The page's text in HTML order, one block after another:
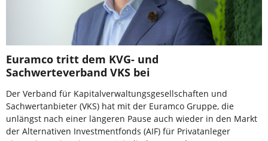
Euramco tritt dem KVG- und
Sachwerteverband VKS bei
Der Verband für Kapitalverwaltungsgesellschaften und
Sachwertanbieter (VKS) hat mit der Euramco Gruppe, die
unlängst nach einer längeren Pause auch wieder in den Markt
der Alternativen Investmentfonds (AIF) für Privatanleger